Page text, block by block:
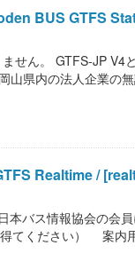
BUS GTFS
せん。 GTFS-JP V4
山県内の法人企業の
Realtime /
本バス情報協会の会
得てください） 案内